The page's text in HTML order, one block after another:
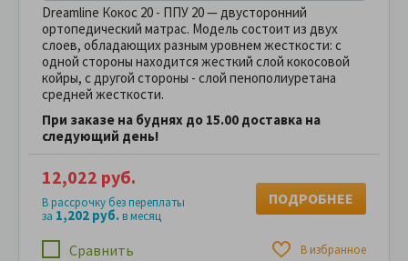
Dreamline Кокос 20 - ППУ 20 — двусторонний
ортопедический матрас. Модель состоит из двух
слоев, обладающих разным уровнем жесткости: с
одной стороны находится жесткий слой кокосовой
койры, с другой стороны - слой пенополиуретана
средней жесткости.
При заказе на буднях до 15.00 доставка на
следующий день!
Сравнить В избранное
12,022 руб.
В рассрочку без переплаты
за 1,202 руб.в месяц
ПОДРОБНЕЕ